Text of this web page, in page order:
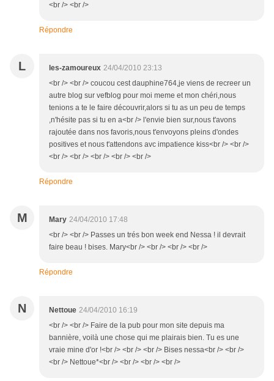
<br /> <br />
Répondre
L les-zamoureux 24/04/2010 23:13
<br /> <br /> coucou cest dauphine764,je viens de recreer un
autre blog sur vefblog pour moi meme et mon chéri,nous
tenions a te le faire découvrir,alors si tu as un peu de temps
,n'hésite pas si tu en a<br /> l'envie bien sur,nous t'avons
rajoutée dans nos favoris,nous t'envoyons pleins d'ondes
positives et nous t'attendons avc impatience kiss<br /> <br />
<br /> <br /> <br /> <br /> <br />
Répondre
M Mary 24/04/2010 17:48
<br /> <br /> Passes un trés bon week end Nessa ! il devrait
faire beau ! bises. Mary<br /> <br /> <br /> <br />
Répondre
N Nettoue 24/04/2010 16:19
<br /> <br /> Faire de la pub pour mon site depuis ma
bannière, voilà une chose qui me plairais bien. Tu es une
vraie mine d'or !<br /> <br /> <br /> Bises nessa<br /> <br />
<br /> Nettoue*<br /> <br /> <br /> <br />